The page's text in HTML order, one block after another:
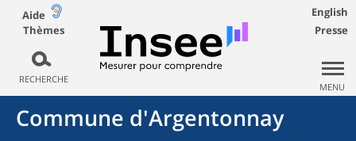
Aide
Thèmes
RECHERCHE
English
Presse
MENU
Commune d'Argentonnay